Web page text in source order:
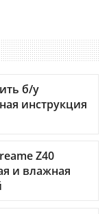
б/у
инструкция
Z40
и влажная